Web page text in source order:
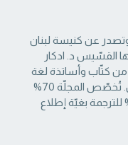
وتصدر عن كنيسة لبنان
القسّيس د. ادكار
فريق من 40 متطوّعًا من كتّاب وأساتذة لغة
‏وإخراج ومصوّرين وفريق تسويق وإداريّين. تُخصّص المجلّة 70%
للكتّاب الوطنيّين ‏وتترك 30% للترجمة بغيّة إطلاع